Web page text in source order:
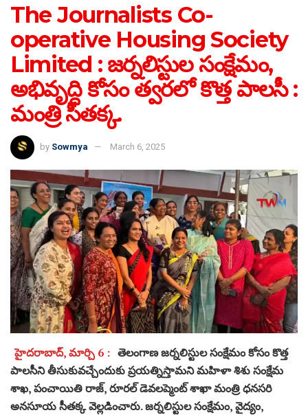
The Journalists Co-
operative Housing Society
Limited : జర్నలిస్టుల సంక్షేమం,
అభివృద్ధి కోసం త్వరలో కొత్త పాలసీ :
మంత్రి సీతక్క.
by Sowmya March 6, 2025
హైదరాబాద్, మార్చి 6 : తెలంగాణ జర్నలిస్టుల సంక్షేమం కోసం కొత్త
పాలసీని తీసుకువచ్చేందుకు ప్రయత్నిస్తామని మహిళా శిశు సంక్షేమ
శాఖ, పంచాయితి రాజ్, రూరల్ డెవలప్మెంట్ శాఖా మంత్రి ధనసరి
అనసూయ సీతక్క వెల్లడించారు. జర్నలిస్టుల సంక్షేమం, వైద్యం,